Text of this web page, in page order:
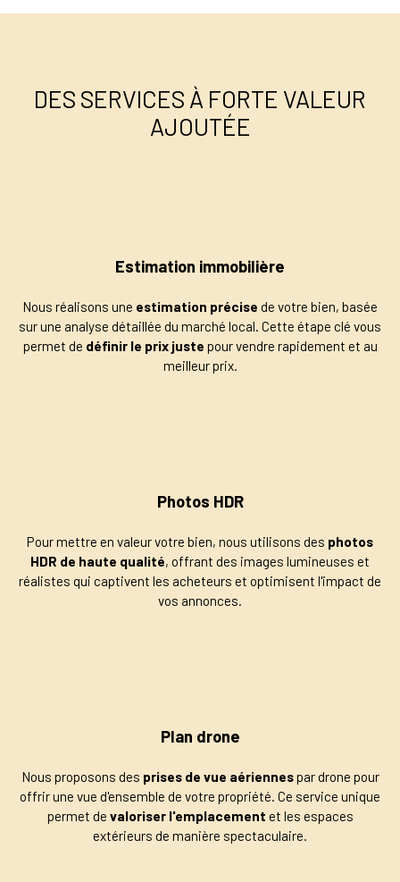
DES SERVICES À FORTE VALEUR
AJOUTÉE
Estimation immobilière
Nous réalisons une estimation précise de votre bien, basée
sur une analyse détaillée du marché local. Cette étape clé vous
permet de définir le prix juste pour vendre rapidement et au
meilleur prix.
Photos HDR
Pour mettre en valeur votre bien, nous utilisons des photos
HDR de haute qualité, offrant des images lumineuses et
réalistes qui captivent les acheteurs et optimisent l'impact de
vos annonces.
Plan drone
Nous proposons des prises de vue aériennespar drone pour
offrir une vue d'ensemble de votre propriété. Ce service unique
permet de valoriser l'emplacement et les espaces
extérieurs de manière spectaculaire.